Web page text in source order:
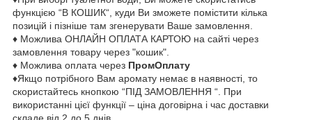
функцією “В КОШИК“, куди Ви зможете помістити кілька
позицій і пізніше там згенерувати Ваше замовлення.
♦ Можлива ОНЛАЙН ОПЛАТА КАРТОЮ на сайті через
замовлення товару через "кошик".
♦ Можлива оплата через ПромОплату
♦Якщо потрібного Вам аромату немає в наявності, то
скористайтесь кнопкою “ПІД ЗАМОВЛЕННЯ “. При
використанні цієї функції – ціна договірна і час доставки
складе від 2 до 5 днів.